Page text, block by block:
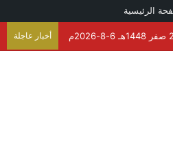
الرئيسية
أخبار عاجلة